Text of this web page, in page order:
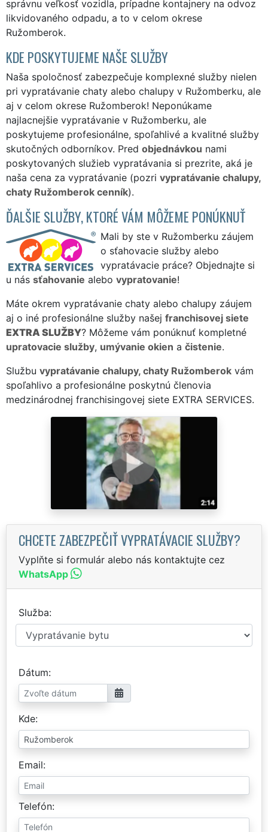
správnu veľkosť vozidla, prípadne kontajnery na odvoz
likvidovaného odpadu, a to v celom okrese
Ružomberok.
KDE POSKYTUJEME NAŠE SLUŽBY
Naša spoločnosť zabezpečuje komplexné služby nielen
pri vypratávanie chaty alebo chalupy v Ružomberku, ale
aj v celom okrese Ružomberok! Neponúkame
najlacnejšie vypratávanie v Ružomberku, ale
poskytujeme profesionálne, spoľahlivé a kvalitné služby
skutočných odborníkov. Pred objednávkou nami
poskytovaných služieb vypratávania si prezrite, aká je
naša cena za vypratávanie (pozri vypratávanie chalupy,
chaty Ružomberok cenník).
ĎALŠIE SLUŽBY, KTORÉ VÁM MÔŽEME PONÚKNUŤ
Mali by ste v Ružomberku záujem
o sťahovacie služby alebo
vypratávacie práce? Objednajte si
u nás sťahovanie alebo vypratovanie!
Máte okrem vypratávanie chaty alebo chalupy záujem
aj o iné profesionálne služby našej franchisovej siete
EXTRA SLUŽBY? Môžeme vám ponúknuť kompletné
upratovacie služby, umývanie okien a čistenie.
Službu vypratávanie chalupy, chaty Ružomberok vám
spoľahlivo a profesionálne poskytnú členovia
medzinárodnej franchisingovej siete EXTRA SERVICES.
CHCETE ZABEZPEČIŤ VYPRATÁVACIE SLUŽBY?
Vyplňte si formulár alebo nás kontaktujte cez
WhatsApp
Služba
Dátum
Kde
Email
Telefón